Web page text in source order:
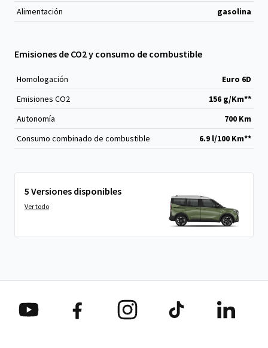
Alimentación
gasolina
Emisiones de CO2 y consumo de combustible
Homologación
Euro 6D
Emisiones CO2
156 g/Km**
Autonomía
700 Km
Consumo combinado de combustible
6.9 l/100 Km**
5 Versiones disponibles
Ver todo